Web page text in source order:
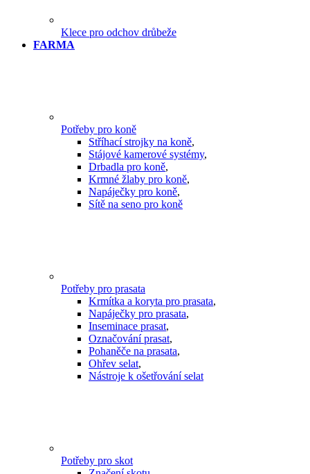
Klece pro odchov drůbeže
FARMA
Potřeby pro koně
Stříhací strojky na koně,
Stájové kamerové systémy,
Drbadla pro koně,
Krmné žlaby pro koně,
Napáječky pro koně,
Sítě na seno pro koně
Potřeby pro prasata
Krmítka a koryta pro prasata,
Napáječky pro prasata,
Inseminace prasat,
Označování prasat,
Pohaněče na prasata,
Ohřev selat,
Nástroje k ošetřování selat
Potřeby pro skot